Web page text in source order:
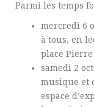
Parmi les temps
mercredi 6
à tous, en
place Pierre
samedi 2
musique et
espace